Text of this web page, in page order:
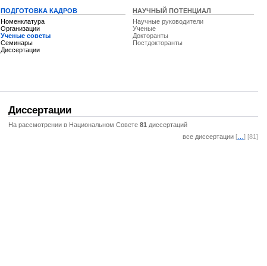
ПОДГОТОВКА КАДРОВ
Номенклатура
Организации
Ученые советы
Семинары
Диссертации
НАУЧНЫЙ ПОТЕНЦИАЛ
Научные руководители
Ученые
Докторанты
Постдокторанты
Диссертации
На рассмотрении в Национальном Совете 81 диссертаций
все диссертации [ ] [81]